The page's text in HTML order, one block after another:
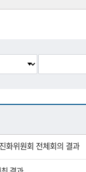
화위원회 전체회의 결과